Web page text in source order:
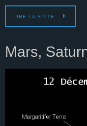
LIRE LA SUITE…
Mars,